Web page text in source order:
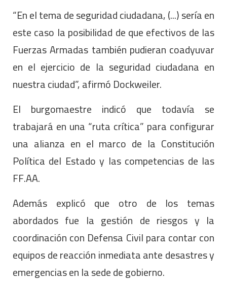
“En el tema de seguridad ciudadana, (...) sería en
este caso la posibilidad de que efectivos de las
Fuerzas Armadas también pudieran coadyuvar
en el ejercicio de la seguridad ciudadana en
nuestra ciudad”, afirmó Dockweiler.
El burgomaestre indicó que todavía se
trabajará en una “ruta crítica” para configurar
una alianza en el marco de la Constitución
Política del Estado y las competencias de las
FF.AA.
Además explicó que otro de los temas
abordados fue la gestión de riesgos y la
coordinación con Defensa Civil para contar con
equipos de reacción inmediata ante desastres y
emergencias en la sede de gobierno.